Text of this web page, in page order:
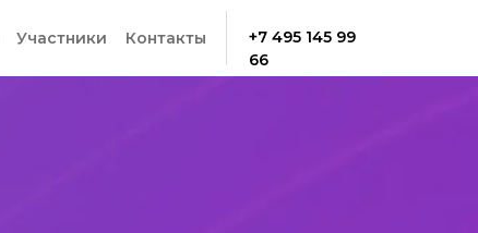
Контакты
Участники
+7 495 145 99
66